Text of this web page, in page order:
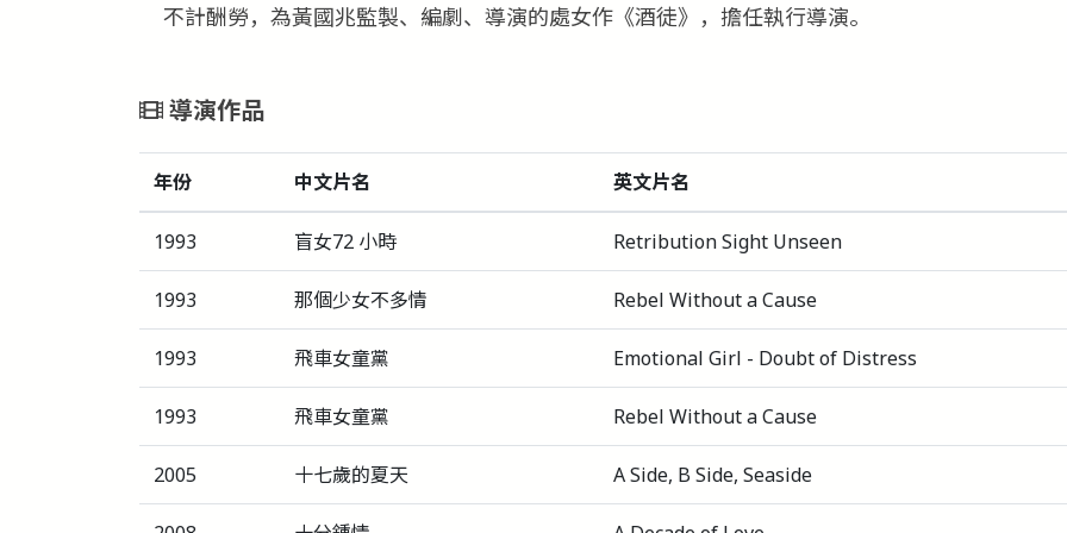
不計酬勞，為黃國兆監製、編劇、導演的處女作《酒徒》，擔任執行導演。
導演作品
年份 中文片名 英文片名
1993 盲女72 小時 Retribution Sight Unseen
1993 那個少女不多情 Rebel Without a Cause
1993 飛車女童黨 Emotional Girl - Doubt of Distress
1993 飛車女童黨 Rebel Without a Cause
2005 十七歲的夏天 A Side, B Side, Seaside